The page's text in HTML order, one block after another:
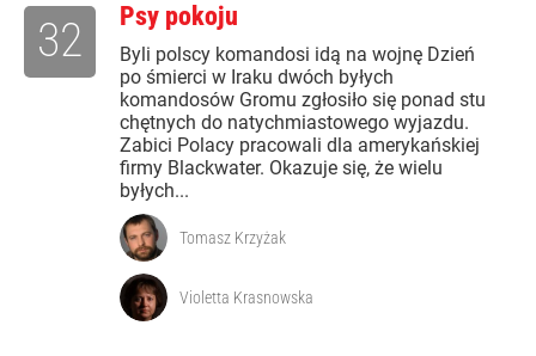
Psy pokoju
Byli polscy komandosi idą na wojnę Dzień
po śmierci w Iraku dwóch byłych
komandosów Gromu zgłosiło się ponad stu
chętnych do natychmiastowego wyjazdu.
Zabici Polacy pracowali dla amerykańskiej
firmy Blackwater. Okazuje się, że wielu
byłych...
32
Tomasz Krzyżak
Violetta Krasnowska